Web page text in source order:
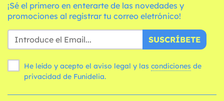
¡Sé el primero en enterarte de las novedades y
promociones al registrar tu correo eletrónico!
SUSCRÍBETE
He leído y acepto el aviso legal y las condiciones
privacidad de Funidelia.